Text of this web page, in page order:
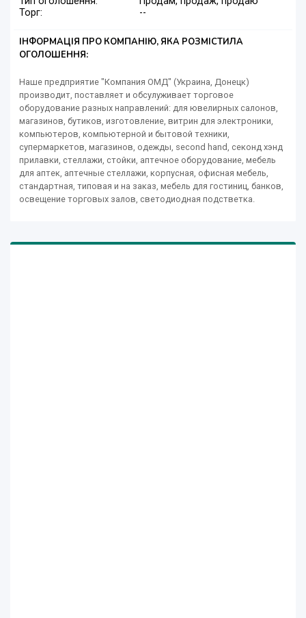
Торг:
--
ІНФОРМАЦІЯ ПРО КОМПАНІЮ, ЯКА РОЗМІСТИЛА
ОГОЛОШЕННЯ:
Наше предприятие "Компания ОМД" (Украина, Донецк)
производит, поставляет и обсулуживает торговое
оборудование разных направлений: для ювелирных салонов,
магазинов, бутиков, изготовление, витрин для электроники,
компьютеров, компьютерной и бытовой техники,
супермаркетов, магазинов, одежды, second hand, секонд хэнд
прилавки, стеллажи, стойки, аптечное оборудование, мебель
для аптек, аптечные стеллажи, корпусная, офисная мебель,
стандартная, типовая и на заказ, мебель для гостиниц, банков,
освещение торговых залов, светодиодная подстветка.